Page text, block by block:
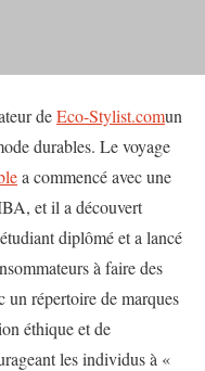
deEco-Stylist.comun
durables. Le voyage
a commencé avec une
et il a découvert
diplômé et a lancé
à faire des
un répertoire de marques
éthique et de
les individus à «